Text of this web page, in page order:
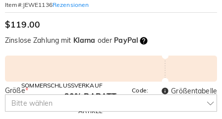
Item#: JEWE1136Rezensionen
$119.00
Zinslose Zahlung mit Klarna oder PayPal
SOMMERSCHLUSSVERKAUF
10% RABATT
AUF ALLES
30% RABATT
ARTIKEL
Code:
SUMMER
Größe*
Bitte wählen
Größentabelle